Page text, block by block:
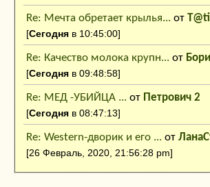
Re: Мечта обретает крылья... от
[Сегодня в 10:45:00]
Re: Качество молока крупн... от
[Сегодня в 09:48:58]
Re: МЕД -УБИЙЦА ... от Петрович 2
[Сегодня в 08:47:13]
Re: Western-дворик и его ... от
[26 Февраль, 2020, 21:56:28 pm]